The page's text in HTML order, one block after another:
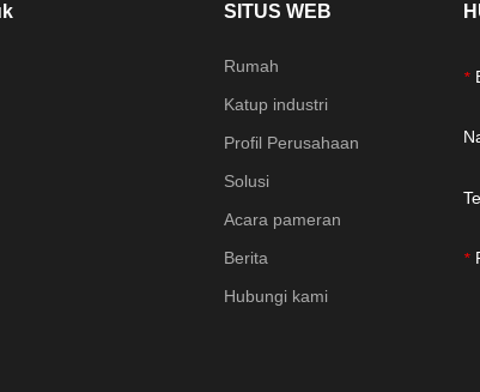
SITUS WEB
Rumah
Katup industri
Profil Perusahaan
Solusi
Acara pameran
Berita
Hubungi kami
*
*